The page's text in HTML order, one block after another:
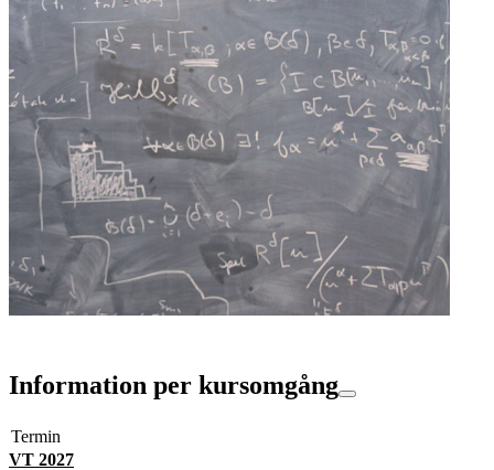
Information per kursomgång
Termin
VT 2027